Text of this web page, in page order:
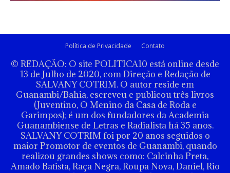
Política de Privacidade Contato
© REDAÇÃO: O site POLITICA10 está online desde
13 de Julho de 2020, com Direção e Redação de
SALVANY COTRIM. O autor reside em
Guanambi/Bahia, escreveu e publicou três livros
(Juventino, O Menino da Casa de Roda e
Garimpos); é um dos fundadores da Academia
Guanambiense de Letras e Radialista há 35 anos.
SALVANY COTRIM foi por 20 anos seguidos o
maior Promotor de eventos de Guanambi, quando
realizou grandes shows como: Calcinha Preta,
Amado Batista, Raça Negra, Roupa Nova, Daniel, Rio